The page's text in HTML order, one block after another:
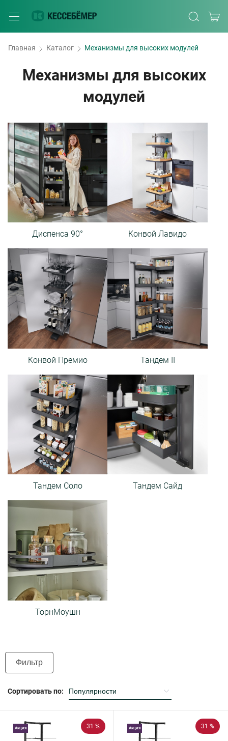
Главная Каталог Механизмы для высоких модулей
Механизмы для высоких
модулей
Диспенса 90° Конвой Лавидо
Конвой Премио Тандем II
Тандем Соло Тандем Сайд
ТорнМоушн
Фильтр
Сортировать по:
31 %
Акция 31 %
Акция